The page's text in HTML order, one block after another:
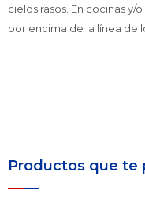
cielos rasos. En cocinas
por encima de la línea de
Productos que te